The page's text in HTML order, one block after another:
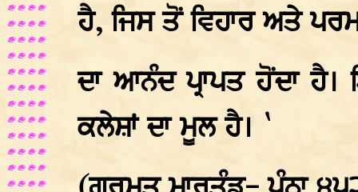
ਹੈ, ਜਿਸ ਤੋਂ ਵਿਹਾਰ ਅਤੇ
ਦਾ ਆਨੰਦ ਪ੍ਰਾਪਤ ਹੋਂਦਾ
ਕਲੇਸ਼ਾਂ ਦਾ ਮੂਲ ਹੈ। `